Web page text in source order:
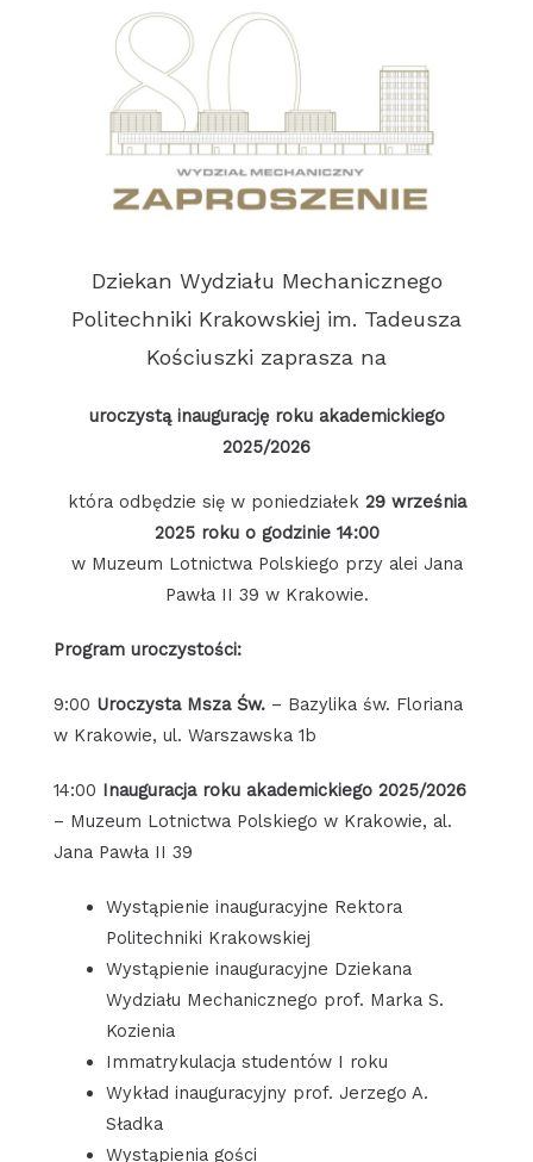
Dziekan Wydziału Mechanicznego
Politechniki Krakowskiej im. Tadeusza
Kościuszki zaprasza na
uroczystą inaugurację roku akademickiego
2025/2026
która odbędzie się w poniedziałek 29 września
2025 roku o godzinie 14:00
w Muzeum Lotnictwa Polskiego przy alei Jana
Pawła II 39 w Krakowie.
Program uroczystości:
9:00 Uroczysta Msza Św.– Bazylika św. Floriana
w Krakowie, ul. Warszawska 1b
14:00 Inauguracja roku akademickiego 2025/2026
– Muzeum Lotnictwa Polskiego w Krakowie, al.
Jana Pawła II 39
Wystąpienie inauguracyjne Rektora
Politechniki Krakowskiej
Wystąpienie inauguracyjne Dziekana
Wydziału Mechanicznego prof. Marka S.
Kozienia
Immatrykulacja studentów I roku
Wykład inauguracyjny prof. Jerzego A.
Sładka
Wystąpienia gości